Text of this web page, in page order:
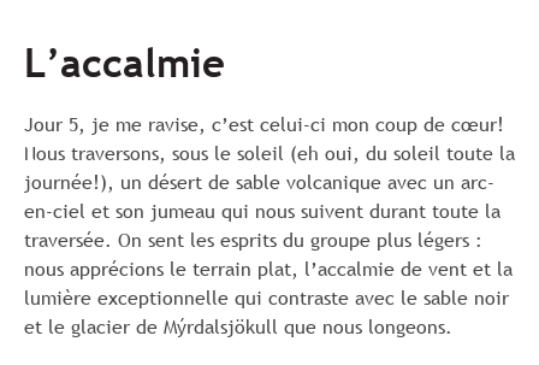
L’accalmie
Jour 5, je me ravise, c’est celui-ci mon coup de cœur!
Nous traversons, sous le soleil (eh oui, du soleil toute la
journée!), un désert de sable volcanique avec un arc-
en-ciel et son jumeau qui nous suivent durant toute la
traversée. On sent les esprits du groupe plus légers :
nous apprécions le terrain plat, l’accalmie de vent et la
lumière exceptionnelle qui contraste avec le sable noir
et le glacier de Mýrdalsjökull que nous longeons.